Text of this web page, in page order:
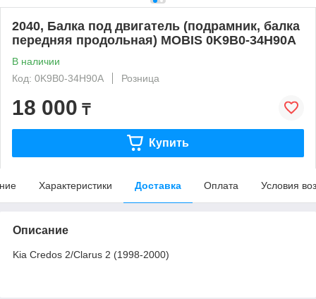
2040, Балка под двигатель (подрамник, балка
передняя продольная) MOBIS 0K9B0-34H90A
В наличии
Код: 0K9B0-34H90A
Розница
18 000 ₸
Купить
Характеристики Доставка Оплата Условия
Описание
Kia Credos 2/Clarus 2 (1998-2000)